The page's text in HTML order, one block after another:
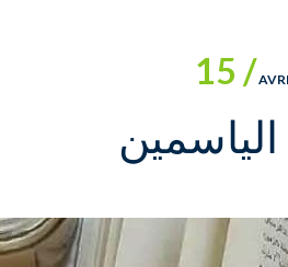
15 /
الياسمين